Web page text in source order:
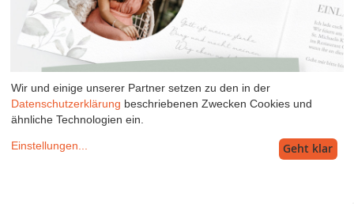
Wir und einige unserer Partner setzen zu den in der
Datenschutzerklärung beschriebenen Zwecken Cookies und
ähnliche Technologien ein.
Einstellungen Geht klar